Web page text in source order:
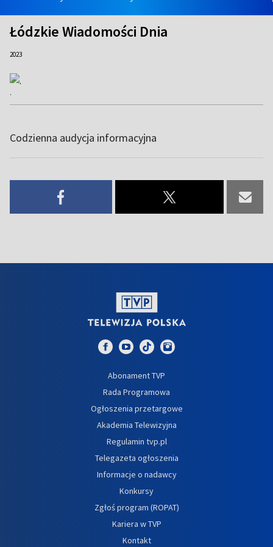
Łódzkie Wiadomości Dnia
2023
.
Codzienna audycja informacyjna
Abonament TVP
Rada Programowa
Ogłoszenia przetargowe
Akademia Telewizyjna
Regulamin tvp.pl
Telegazeta ogłoszenia
Informacje o nadawcy
Konkursy
Zgłoś program (ROPAT)
Kariera w TVP
Kontakt